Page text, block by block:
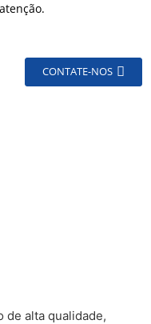
CONTATE-NOS
de alta qualidade,